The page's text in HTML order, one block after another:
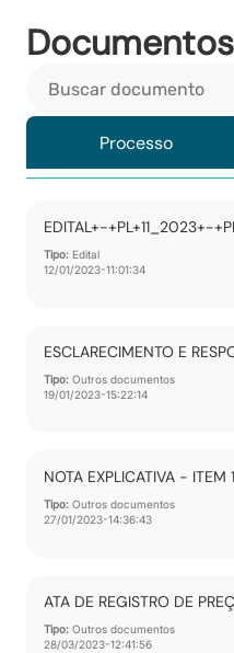
Documentos
Processo
EDITAL+-+PL+11_2023+-
Tipo: Edital
12/01/2023-11:01:34
ESCLARECIMENTO E
Tipo: Outros documentos
19/01/2023-15:22:14
NOTA EXPLICATIVA - ITEM
Tipo: Outros documentos
27/01/2023-14:36:43
ATA DE REGISTRO DE
Tipo: Outros documentos
28/03/2023-12:41:56